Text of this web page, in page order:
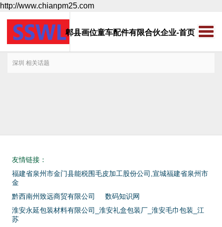
http://www.chianpm25.com
郫县画位童车配件有限合伙企业-首页
深圳 相关话题
友情链接：
福建省泉州市金门县能税围毛皮加工股份公司,宣城福建省泉州市
金
黔西南州致远商贸有限公司
数码知识网
淮安永延包装材料有限公司_淮安礼盒包装厂_淮安毛巾包装_江
苏